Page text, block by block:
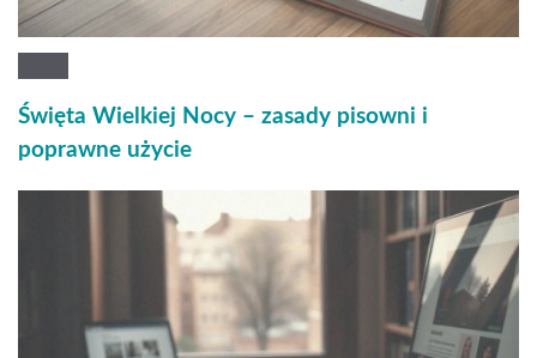
Święta Wielkiej Nocy – zasady pisowni i
poprawne użycie